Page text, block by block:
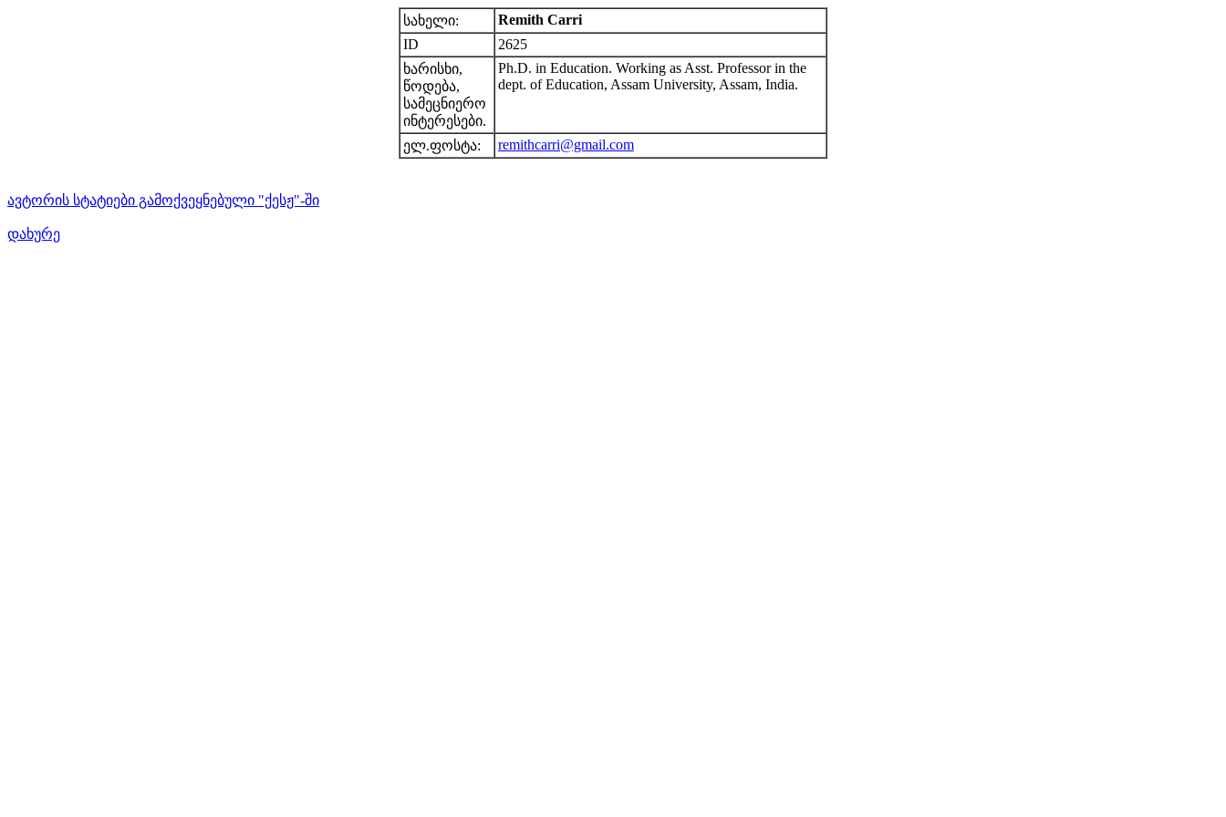
სახელი:
Remith Carri
ID
2625
ხარისხი,
წოდება,
სამეცნიერო
ინტერესები.
Ph.D. in Education. Working as Asst. Professor in the
dept. of Education, Assam University, Assam, India.
ელ.ფოსტა: remithcarri@gmail.com
ავტორის სტატიები გამოქვეყნებული "ქესჟ"-ში
დახურე